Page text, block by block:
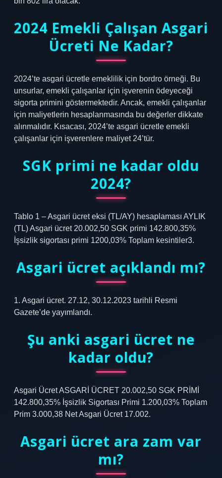
2024 Emekli Çalışan Asgari
Ücreti Ne Kadar?
2024’te asgari ücretle emeklilik için bordro örneği. Bu
unsurlar, emekli çalışanlar için işverenin ödeyeceği
sigorta primini göstermektedir. Ancak, emekli çalışanlar
için maliyetlerin hesaplanmasında bu değerler dikkate
alınmalıdır. Kısacası, 2024’te asgari ücretle emekli
çalışanlar için işverenlere maliyet 24’tür.
SGK primi ne kadar oldu
2024?
Tablo 1 – Asgari ücret eksi (TL/AY) hesaplaması AYLIK
(TL) Asgari ücret 20.002,50 SGK primi 142.800,35%
İşsizlik sigortası primi 1200,03% Toplam kesintiler3.
Asgari ücret açıklandı mı?
1. Asgari ücret. 27.12, 30.12.2023 tarihli Resmi
Gazete’de yayımlandı.
Şu anki asgari ücret ne
kadar oldu?
Asgari Ücret ASGARİ ÜCRET 20.002,50 SGK PRİMİ
142.800,35% İşsizlik Sigortası Primi 1.200,03% Toplam
Prim 3.000,38 Net Asgari Ücret 17.002.
Asgari ücret ara zam var
mı?